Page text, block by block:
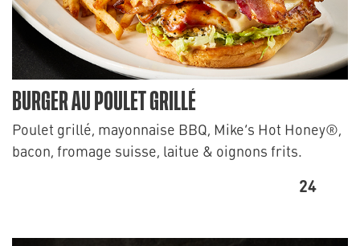
BURGER AU POULET GRILLÉ
Poulet grillé, mayonnaise BBQ, Mike’s Hot Honey®,
bacon, fromage suisse, laitue & oignons frits.
24